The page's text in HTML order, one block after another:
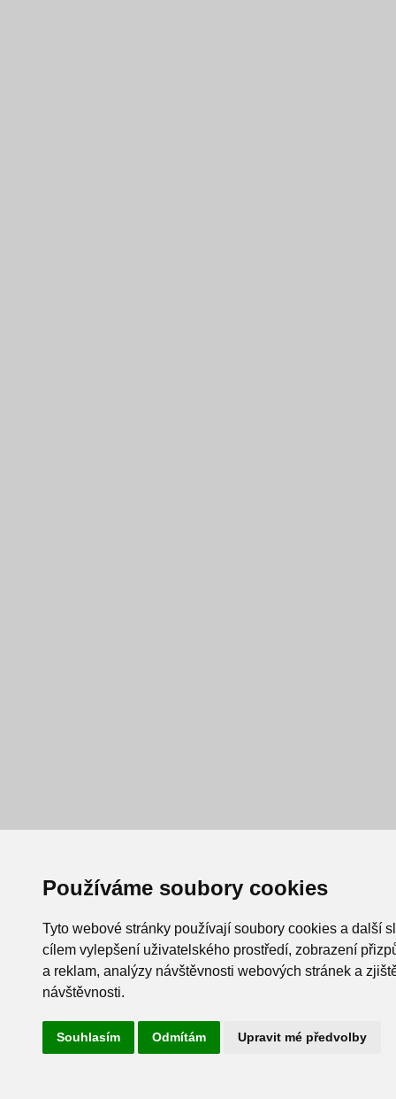
Používáme soubory cookies
Tyto webové stránky používají soubory cookies a další
cílem vylepšení uživatelského prostředí, zobrazení
a reklam, analýzy návštěvnosti webových stránek a
návštěvnosti.
Souhlasím Odmítám Upravit mé předvolby